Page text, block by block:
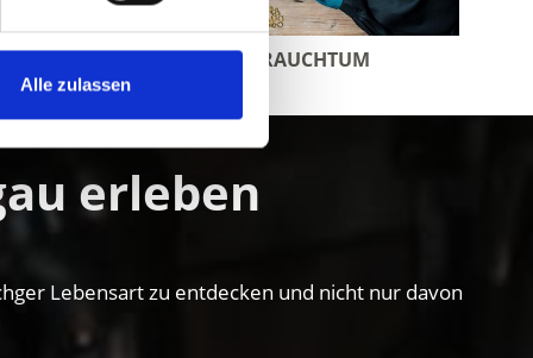
Alle zulassen
TRADITION & BRAUCHTUM
erleben
Lebensart zu entdecken und nicht nur davon